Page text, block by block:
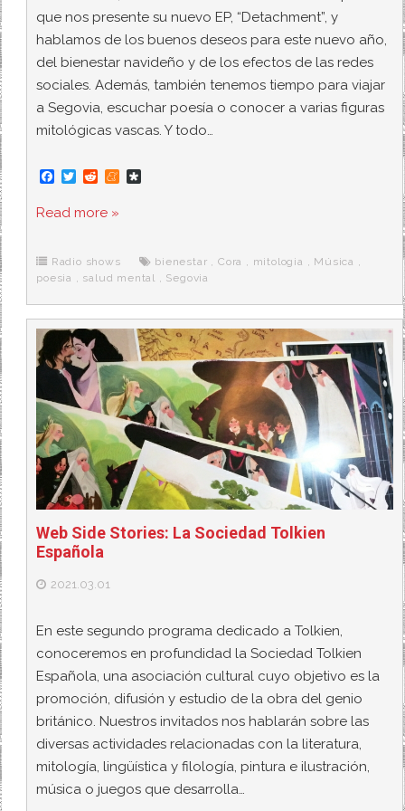
que nos presente su nuevo EP, “Detachment”, y
hablamos de los buenos deseos para este nuevo año,
del bienestar navideño y de los efectos de las redes
sociales. Además, también tenemos tiempo para viajar
a Segovia, escuchar poesía o conocer a varias figuras
mitológicas vascas. Y todo…
F
e
o
k
T
t
r
R
d
M
e
r
a
Read more »
Radio shows bienestar , Cora , mitologia , Música ,
poesia , salud mental , Segovia
Web Side Stories: La Sociedad Tolkien
Española
2021.03.01
En este segundo programa dedicado a Tolkien,
conoceremos en profundidad la Sociedad Tolkien
Española, una asociación cultural cuyo objetivo es la
promoción, difusión y estudio de la obra del genio
británico. Nuestros invitados nos hablarán sobre las
diversas actividades relacionadas con la literatura,
mitología, lingüística y filología, pintura e ilustración,
música o juegos que desarrolla…